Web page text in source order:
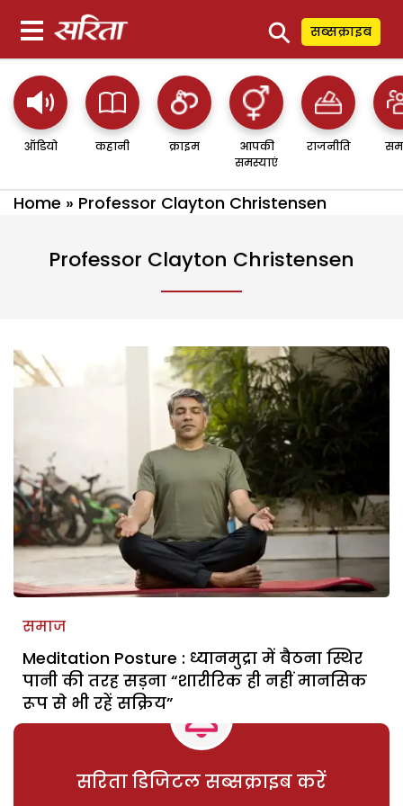
⚲ सब्सक्राइब
ऑडियो कहानी क्राइम
आपकी
समस्याएं
राजनीति
Home » Professor Clayton Christensen
Professor Clayton Christensen
समाज
Meditation Posture : ध्यानमुद्रा में बैठना स्थिर
पानी की तरह सड़ना “शारीरिक ही नहीं मानसिक
रूप से भी रहें सक्रिय”
सरिता डिजिटल सब्सक्राइब करें